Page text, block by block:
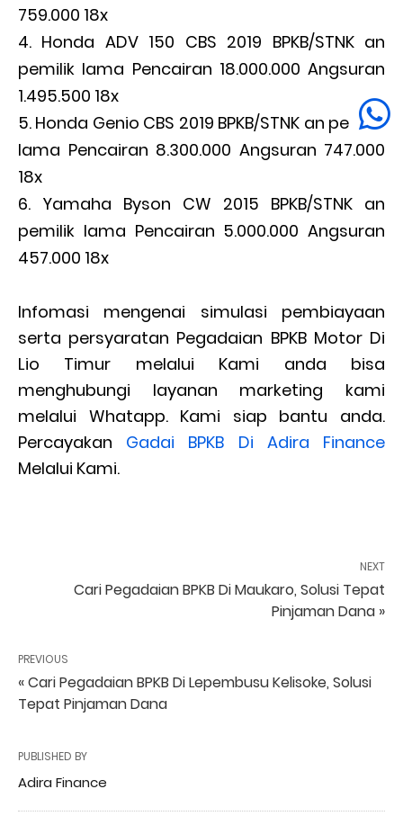
759.000 18x
Honda ADV 150 CBS 2019 BPKB/STNK an
pemilik lama Pencairan 18.000.000 Angsuran
1.495.500 18x
Honda Genio CBS 2019 BPKB/STNK an pemilik
lama Pencairan 8.300.000 Angsuran 747.000
18x
Yamaha Byson CW 2015 BPKB/STNK an
pemilik lama Pencairan 5.000.000 Angsuran
457.000 18x
Infomasi mengenai simulasi pembiayaan
serta persyaratan Pegadaian BPKB Motor Di
Lio Timur melalui Kami anda bisa
menghubungi layanan marketing kami
melalui Whatapp. Kami siap bantu anda.
Percayakan Gadai BPKB Di Adira Finance
Melalui Kami.
NEXT
Cari Pegadaian BPKB Di Maukaro, Solusi Tepat
Pinjaman Dana »
PREVIOUS
« Cari Pegadaian BPKB Di Lepembusu Kelisoke, Solusi
Tepat Pinjaman Dana
PUBLISHED BY
Adira Finance